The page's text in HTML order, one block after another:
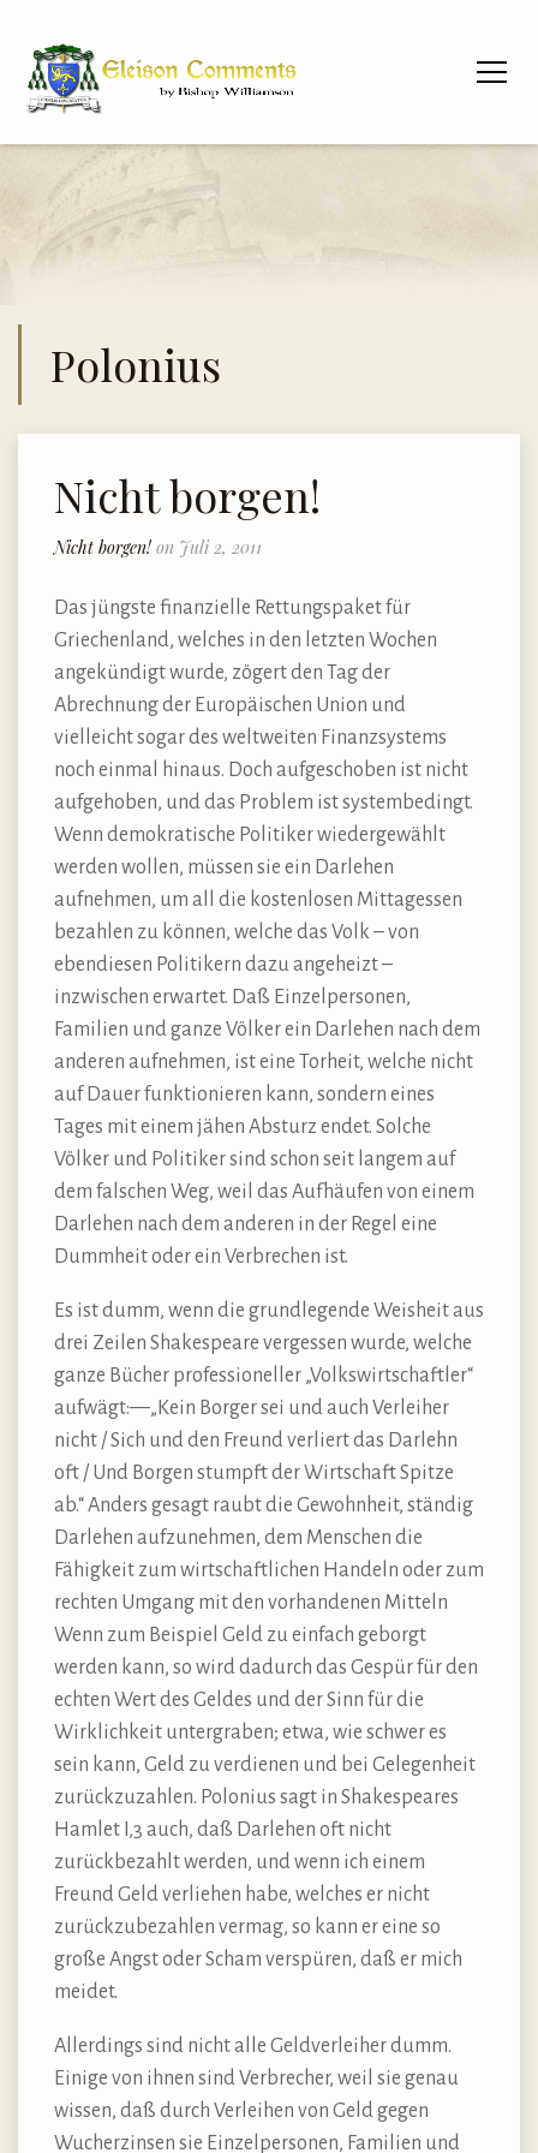
Polonius
Nicht borgen!
Nicht borgen! on Juli 2, 2011
Das jüngste finanzielle Rettungspaket für
Griechenland, welches in den letzten Wochen
angekündigt wurde, zögert den Tag der
Abrechnung der Europäischen Union und
vielleicht sogar des weltweiten Finanzsystems
noch einmal hinaus. Doch aufgeschoben ist nicht
aufgehoben, und das Problem ist systembedingt.
Wenn demokratische Politiker wiedergewählt
werden wollen, müssen sie ein Darlehen
aufnehmen, um all die kostenlosen Mittagessen
bezahlen zu können, welche das Volk – von
ebendiesen Politikern dazu angeheizt –
inzwischen erwartet. Daß Einzelpersonen,
Familien und ganze Völker ein Darlehen nach dem
anderen aufnehmen, ist eine Torheit, welche nicht
auf Dauer funktionieren kann, sondern eines
Tages mit einem jähen Absturz endet. Solche
Völker und Politiker sind schon seit langem auf
dem falschen Weg, weil das Aufhäufen von einem
Darlehen nach dem anderen in der Regel eine
Dummheit oder ein Verbrechen ist.
Es ist dumm, wenn die grundlegende Weisheit aus
drei Zeilen Shakespeare vergessen wurde, welche
ganze Bücher professioneller „Volkswirtschaftler“
aufwägt:—„Kein Borger sei und auch Verleiher
nicht / Sich und den Freund verliert das Darlehn
oft / Und Borgen stumpft der Wirtschaft Spitze
ab.“ Anders gesagt raubt die Gewohnheit, ständig
Darlehen aufzunehmen, dem Menschen die
Fähigkeit zum wirtschaftlichen Handeln oder zum
rechten Umgang mit den vorhandenen Mitteln
Wenn zum Beispiel Geld zu einfach geborgt
werden kann, so wird dadurch das Gespür für den
echten Wert des Geldes und der Sinn für die
Wirklichkeit untergraben; etwa, wie schwer es
sein kann, Geld zu verdienen und bei Gelegenheit
zurückzuzahlen. Polonius sagt in Shakespeares
Hamlet I,3 auch, daß Darlehen oft nicht
zurückbezahlt werden, und wenn ich einem
Freund Geld verliehen habe, welches er nicht
zurückzubezahlen vermag, so kann er eine so
große Angst oder Scham verspüren, daß er mich
meidet.
Allerdings sind nicht alle Geldverleiher dumm.
Einige von ihnen sind Verbrecher, weil sie genau
wissen, daß durch Verleihen von Geld gegen
Wucherzinsen sie Einzelpersonen, Familien und